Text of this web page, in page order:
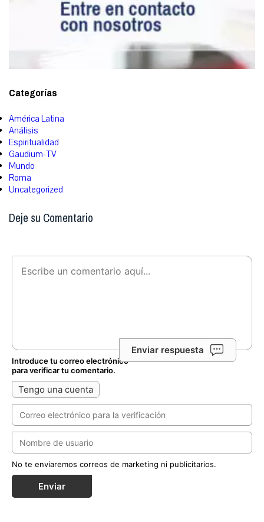
Categorías
América Latina
Análisis
Espiritualidad
Gaudium-TV
Mundo
Roma
Uncategorized
Deje su Comentario
Enviar respuesta
Introduce tu correo electrónico
para verificar tu comentario.
Tengo una cuenta
No te enviaremos correos de marketing ni publicitarios.
Enviar